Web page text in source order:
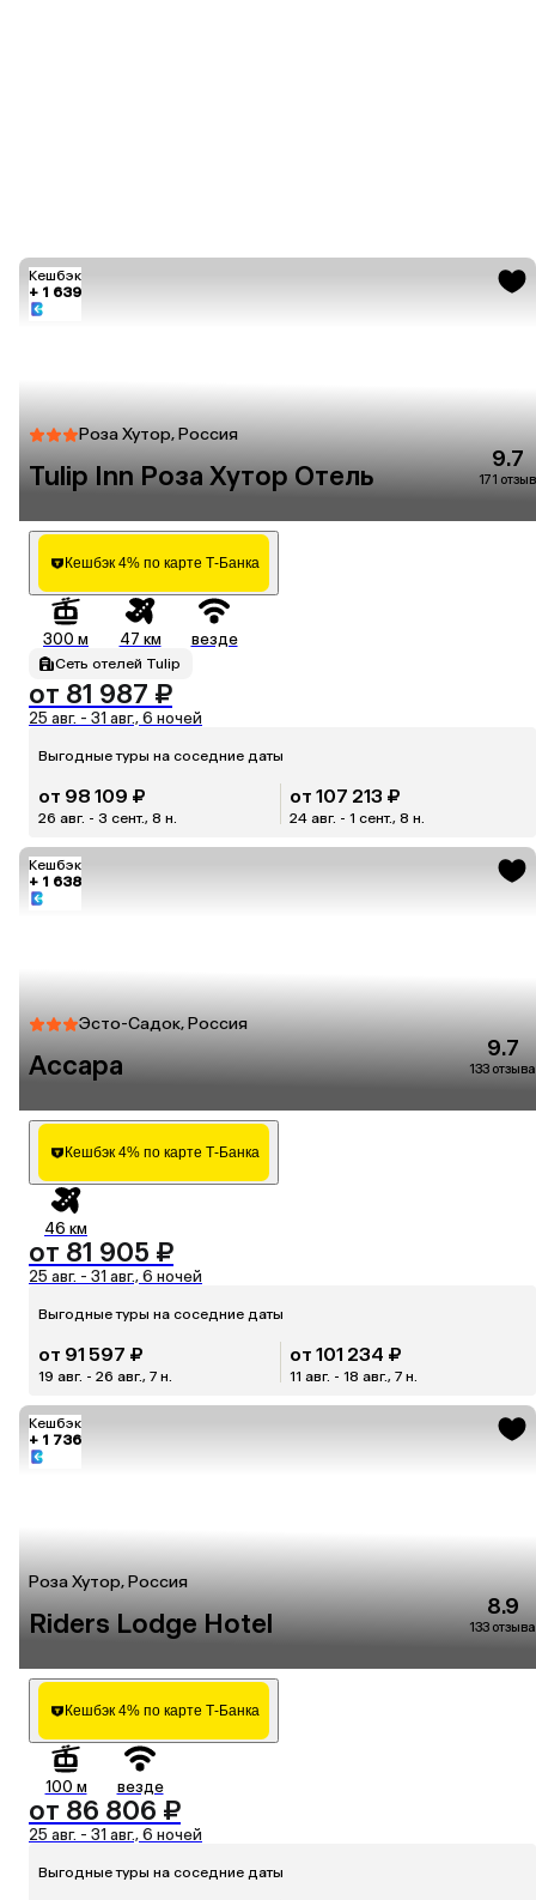
Кешбэк
+ 1 639
Роза Хутор, Россия
Tulip Inn Роза Хутор Отель
9.7
171 отзыв
Кешбэк 4% по карте Т-Банка
300 м 47 км везде
Сеть отелей Tulip
от 81 987 ₽
25 авг. - 31 авг., 6 ночей
Выгодные туры на соседние даты
от 98 109 ₽
26 авг. - 3 сент., 8 н.
от 107 213 ₽
24 авг. - 1 сент., 8 н.
Кешбэк
+ 1 638
Эсто-Садок, Россия
Ассара
9.7
133 отзыва
Кешбэк 4% по карте Т-Банка
46 км
от 81 905 ₽
25 авг. - 31 авг., 6 ночей
Выгодные туры на соседние даты
от 91 597 ₽
19 авг. - 26 авг., 7 н.
от 101 234 ₽
11 авг. - 18 авг., 7 н.
Кешбэк
+ 1 736
Роза Хутор, Россия
Riders Lodge Hotel
8.9
133 отзыва
Кешбэк 4% по карте Т-Банка
100 м везде
от 86 806 ₽
25 авг. - 31 авг., 6 ночей
Выгодные туры на соседние даты